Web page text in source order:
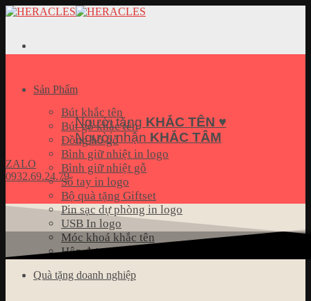
Skip
Sản Phẩm
Bút khắc tên
Bút gỗ khắc tên
Đồng hồ gỗ
Bình giữ nhiệt in logo
Bình giữ nhiệt gỗ
Sổ tay in logo
Bộ quà tặng Giftset
Pin sạc dự phòng in logo
USB In logo
Móc khoá khắc tên
Hộp đựng name card
Quà tặng doanh nghiệp
Người tặng KHẮC TÊN ♥
Người nhận KHẮC TÂM
ZALO
0932.69.24.79